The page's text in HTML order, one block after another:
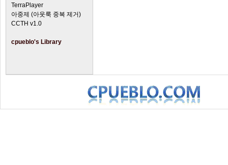
TerraPlayer
아중제 (아웃룩 중복 제거)
CCTH v1.0
cpueblo's Library